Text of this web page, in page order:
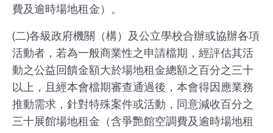
新
創
基
地
場
館
費及逾時場地租金）。
(二)各級政府機關（構）及公立學校合辦或協辦各項
活動者，若為一般商業性之申請檔期，經評估其活
動之公益回饋金額大於場地租金總額之百分之三十
以上，且經本會檔期審查通過後，本會得因應業務
推動需求，針對特殊案件或活動，同意減收百分之
三十展館場地租金（含爭艷館空調費及逾時場地租